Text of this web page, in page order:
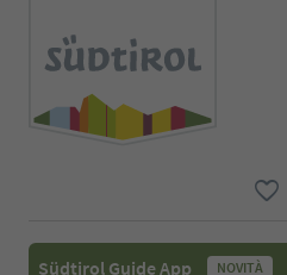
Südtirol Guide App NOVITÀ